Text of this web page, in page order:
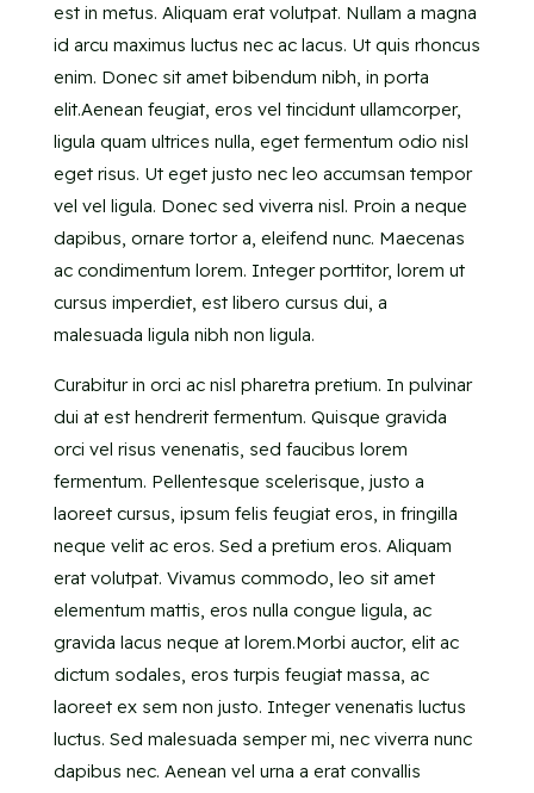
est in metus. Aliquam erat volutpat. Nullam a magna
id arcu maximus luctus nec ac lacus. Ut quis rhoncus
enim. Donec sit amet bibendum nibh, in porta
elit.Aenean feugiat, eros vel tincidunt ullamcorper,
ligula quam ultrices nulla, eget fermentum odio nisl
eget risus. Ut eget justo nec leo accumsan tempor
vel vel ligula. Donec sed viverra nisl. Proin a neque
dapibus, ornare tortor a, eleifend nunc. Maecenas
ac condimentum lorem. Integer porttitor, lorem ut
cursus imperdiet, est libero cursus dui, a
malesuada ligula nibh non ligula.
Curabitur in orci ac nisl pharetra pretium. In pulvinar
dui at est hendrerit fermentum. Quisque gravida
orci vel risus venenatis, sed faucibus lorem
fermentum. Pellentesque scelerisque, justo a
laoreet cursus, ipsum felis feugiat eros, in fringilla
neque velit ac eros. Sed a pretium eros. Aliquam
erat volutpat. Vivamus commodo, leo sit amet
elementum mattis, eros nulla congue ligula, ac
gravida lacus neque at lorem.Morbi auctor, elit ac
dictum sodales, eros turpis feugiat massa, ac
laoreet ex sem non justo. Integer venenatis luctus
luctus. Sed malesuada semper mi, nec viverra nunc
dapibus nec. Aenean vel urna a erat convallis